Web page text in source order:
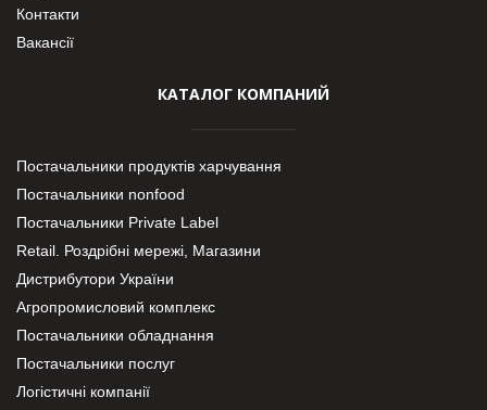
Контакти
Вакансії
КАТАЛОГ КОМПАНИЙ
Постачальники продуктів харчування
Постачальники nonfood
Постачальники Private Label
Retail. Роздрібні мережі, Магазини
Дистрибутори України
Агропромисловий комплекс
Постачальники обладнання
Постачальники послуг
Логістичні компанії